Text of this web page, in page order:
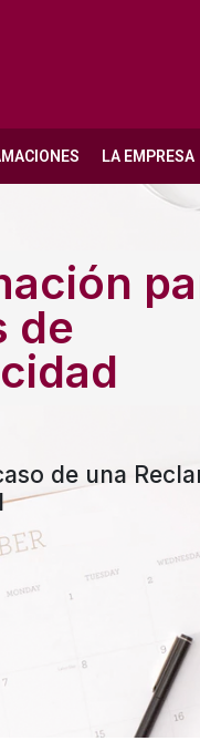
LA EMPRESA
de
de una